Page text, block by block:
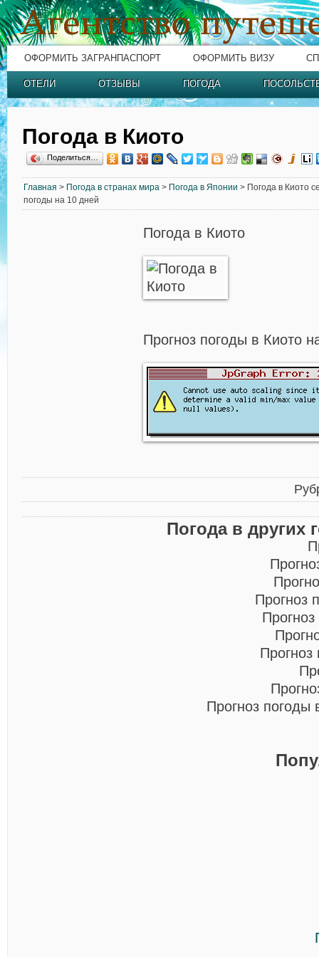
ОФОРМИТЬ ЗАГРАНПАСПОРТ ОФОРМИТЬ ВИЗУ
ОТЕЛИ ОТЗЫВЫ ПОГОДА
Погода в Киото
Поделиться…
Главная > Погода в странах мира > Погода в Японии > Погода в Киото
погоды на 10 дней
Погода в Киото
Прогноз погоды в Киото
Погода в других
Прогноз
Прогноз погоды